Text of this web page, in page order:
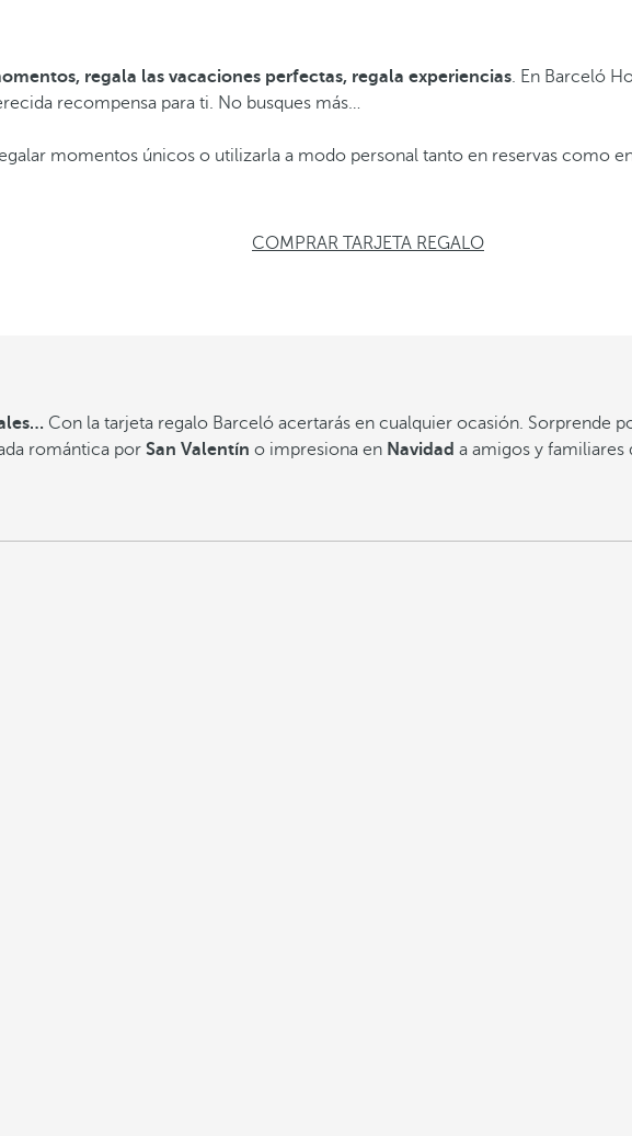
regala las vacaciones perfectas, regala experiencias. En Barceló
recompensa para ti. No busques más…
momentos únicos o utilizarla a modo personal tanto en reservas como
COMPRAR TARJETA REGALO
Con la tarjeta regalo Barceló acertarás en cualquier ocasión. Sorprende
romántica por San Valentín o impresiona en Navidad a amigos y familiares